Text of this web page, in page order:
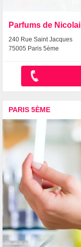
Parfums de Nicolai
240 Rue Saint Jacques
75005 Paris 5ème
PARIS 5ÈME